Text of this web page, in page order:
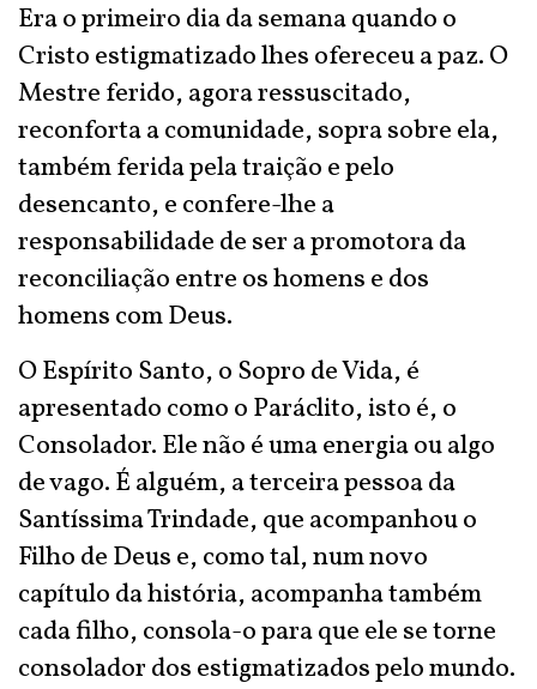
Era o primeiro dia da semana quando o
Cristo estigmatizado lhes ofereceu a paz. O
Mestre ferido, agora ressuscitado,
reconforta a comunidade, sopra sobre ela,
também ferida pela traição e pelo
desencanto, e confere-lhe a
responsabilidade de ser a promotora da
reconciliação entre os homens e dos
homens com Deus.
O Espírito Santo, o Sopro de Vida, é
apresentado como o Paráclito, isto é, o
Consolador. Ele não é uma energia ou algo
de vago. É alguém, a terceira pessoa da
Santíssima Trindade, que acompanhou o
Filho de Deus e, como tal, num novo
capítulo da história, acompanha também
cada filho, consola-o para que ele se torne
consolador dos estigmatizados pelo mundo.